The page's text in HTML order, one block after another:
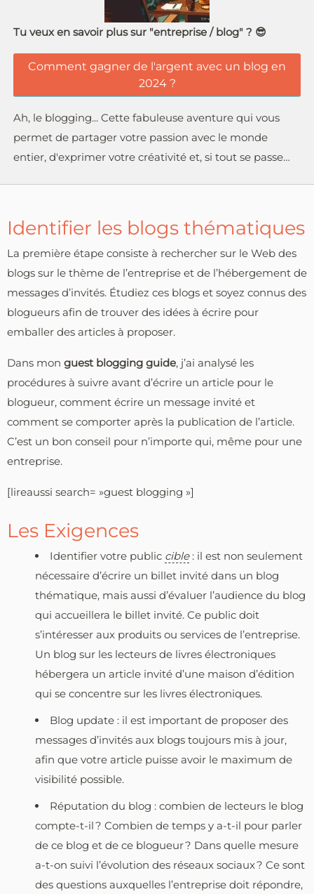
Tu veux en savoir plus sur "entreprise / blog" ? 😎
Comment gagner de l'argent avec un blog en
2024 ?
Ah, le blogging... Cette fabuleuse aventure qui vous
permet de partager votre passion avec le monde
entier, d'exprimer votre créativité et, si tout se passe…
Identifier les blogs thématiques
La première étape consiste à rechercher sur le Web des
blogs sur le thème de l’entreprise et de l’hébergement de
messages d’invités. Étudiez ces blogs et soyez connus des
blogueurs afin de trouver des idées à écrire pour
emballer des articles à proposer.
Dans mon guest blogging guide, j’ai analysé les
procédures à suivre avant d’écrire un article pour le
blogueur, comment écrire un message invité et
comment se comporter après la publication de l’article.
C’est un bon conseil pour n’importe qui, même pour une
entreprise.
[lireaussi search= »guest blogging »]
Les Exigences
Identifier votre public cible: il est non seulement
nécessaire d’écrire un billet invité dans un blog
thématique, mais aussi d’évaluer l’audience du blog
qui accueillera le billet invité. Ce public doit
s’intéresser aux produits ou services de l’entreprise.
Un blog sur les lecteurs de livres électroniques
hébergera un article invité d’une maison d’édition
qui se concentre sur les livres électroniques.
Blog update : il est important de proposer des
messages d’invités aux blogs toujours mis à jour,
afin que votre article puisse avoir le maximum de
visibilité possible.
Réputation du blog : combien de lecteurs le blog
compte-t-il ? Combien de temps y a-t-il pour parler
de ce blog et de ce blogueur ? Dans quelle mesure
a-t-on suivi l’évolution des réseaux sociaux ? Ce sont
des questions auxquelles l’entreprise doit répondre,